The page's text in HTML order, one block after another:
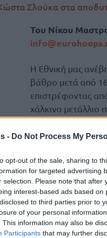
- Do Not Process My
opt-out of the sale, sharing to
for targeted advertising
selection. Please note that
interest-based ads based
to third parties prior to
of your personal
This information may also be
Participants that may further
Σλούκα στα
Του Νίκου
Η Εθνική μας
βάθρο μετά από
επιστρέφοντας
χάλκινο
υπήρχαν πολλοί
πάντα με χαμηλό
πως φέτος θα
με το χάλκινο